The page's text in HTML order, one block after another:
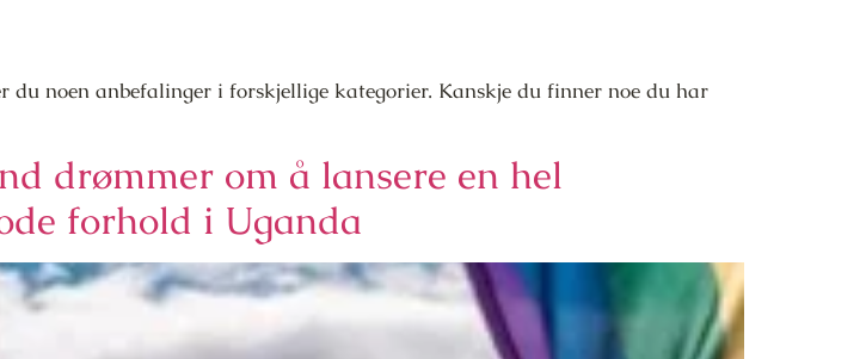
du noen anbefalinger i forskjellige kategorier. Kanskje du finner noe du har
drømmer om å lansere en hel
forhold i Uganda